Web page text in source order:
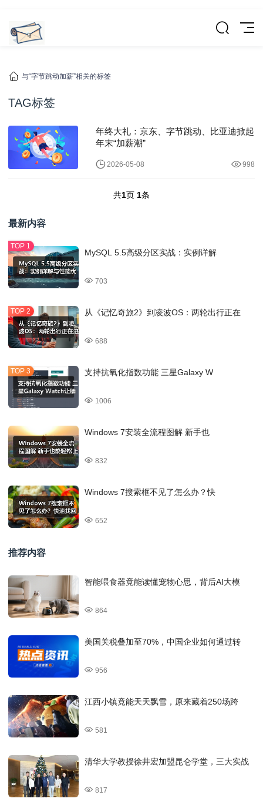
与“字节跳动加薪”相关的标签
TAG标签
年终大礼：京东、字节跳动、比亚迪掀起
年末“加薪潮”
2026-05-08 998
共1页 1条
最新内容
MySQL 5.5高级分区实战：实例详解
703
从《记忆奇旅2》到凌波OS：两轮出行正在
688
支持抗氧化指数功能 三星Galaxy W
1006
Windows 7安装全流程图解 新手也
832
Windows 7搜索框不见了怎么办？快
652
推荐内容
智能喂食器竟能读懂宠物心思，背后AI大模
864
美国关税叠加至70%，中国企业如何通过转
956
江西小镇竟能天天飘雪，原来藏着250场跨
581
清华大学教授徐井宏加盟昆仑学堂，三大实战
817